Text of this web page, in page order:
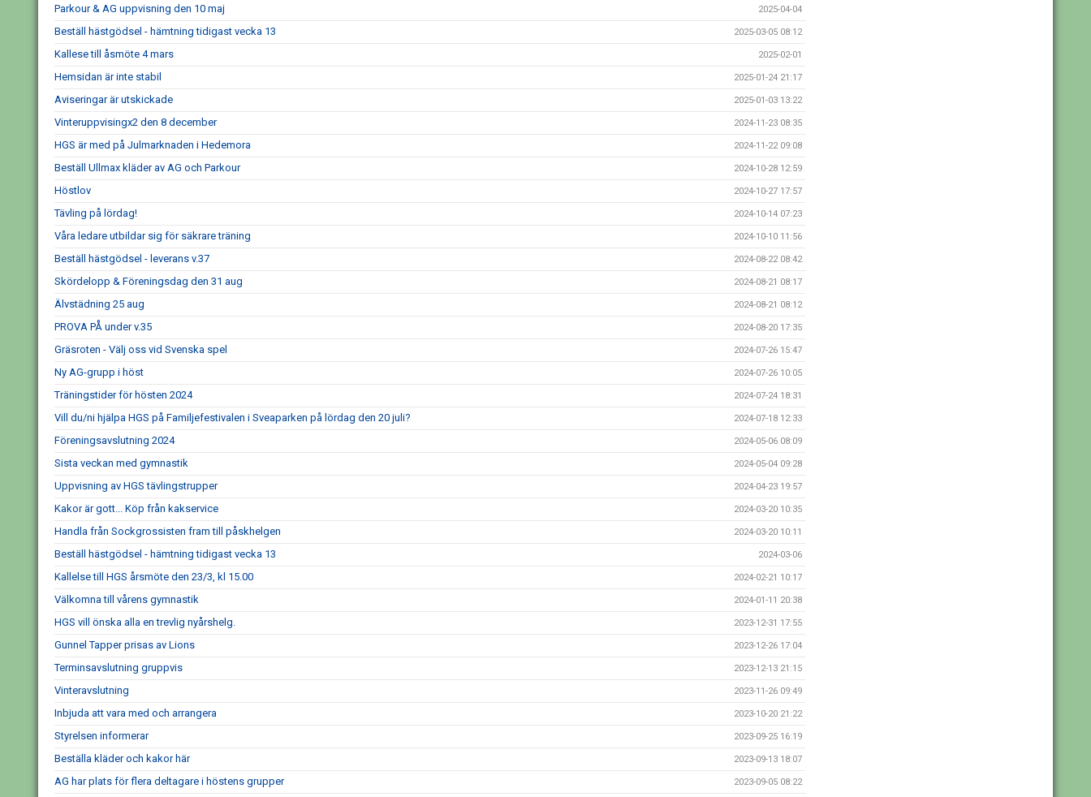
Parkour & AG uppvisning den 10 maj 2025-04-04
Beställ hästgödsel - hämtning tidigast vecka 13 2025-03-05 08:12
Kallese till åsmöte 4 mars 2025-02-01
Hemsidan är inte stabil 2025-01-24 21:17
Aviseringar är utskickade 2025-01-03 13:22
Vinteruppvisingx2 den 8 december 2024-11-23 08:35
HGS är med på Julmarknaden i Hedemora 2024-11-22 09:08
Beställ Ullmax kläder av AG och Parkour 2024-10-28 12:59
Höstlov 2024-10-27 17:57
Tävling på lördag! 2024-10-14 07:23
Våra ledare utbildar sig för säkrare träning 2024-10-10 11:56
Beställ hästgödsel - leverans v.37 2024-08-22 08:42
Skördelopp & Föreningsdag den 31 aug 2024-08-21 08:17
Älvstädning 25 aug 2024-08-21 08:12
PROVA PÅ under v.35 2024-08-20 17:35
Gräsroten - Välj oss vid Svenska spel 2024-07-26 15:47
Ny AG-grupp i höst 2024-07-26 10:05
Träningstider för hösten 2024 2024-07-24 18:31
Vill du/ni hjälpa HGS på Familjefestivalen i Sveaparken på lördag den 20 juli? 2024-07-18 12:33
Föreningsavslutning 2024 2024-05-06 08:09
Sista veckan med gymnastik 2024-05-04 09:28
Uppvisning av HGS tävlingstrupper 2024-04-23 19:57
Kakor är gott... Köp från kakservice 2024-03-20 10:35
Handla från Sockgrossisten fram till påskhelgen 2024-03-20 10:11
Beställ hästgödsel - hämtning tidigast vecka 13 2024-03-06
Kallelse till HGS årsmöte den 23/3, kl 15.00 2024-02-21 10:17
Välkomna till vårens gymnastik 2024-01-11 20:38
HGS vill önska alla en trevlig nyårshelg. 2023-12-31 17:55
Gunnel Tapper prisas av Lions 2023-12-26 17:04
Terminsavslutning gruppvis 2023-12-13 21:15
Vinteravslutning 2023-11-26 09:49
Inbjuda att vara med och arrangera 2023-10-20 21:22
Styrelsen informerar 2023-09-25 16:19
Beställa kläder och kakor här 2023-09-13 18:07
AG har plats för flera deltagare i höstens grupper 2023-09-05 08:22